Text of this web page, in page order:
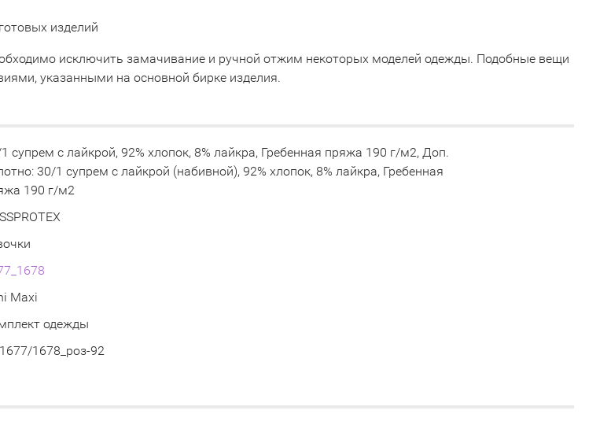
изделий
исключить замачивание и ручной отжим некоторых моделей одежды. Подобные вещи
указанными на основной бирке изделия.
супрем с лайкрой, 92% хлопок, 8% лайкра, Гребенная пряжа 190 г/м2, Доп.
30/1 супрем с лайкрой (набивной), 92% хлопок, 8% лайкра, Гребенная
190 г/м2
Maxi
одежды
1678_роз-92